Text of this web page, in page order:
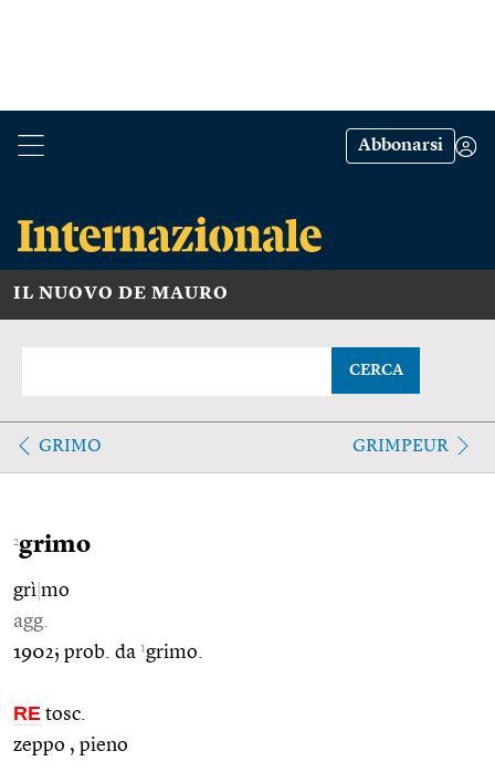
Abbonarsi
IL NUOVO DE MAURO
CERCA
GRIMO GRIMPEUR
2grimo
grì mo
agg.
1902; prob. da 1grimo.
RE tosc.
zeppo , pieno